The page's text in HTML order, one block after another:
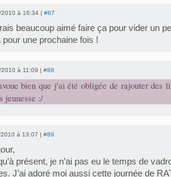
2010 à 16:34 | #87
beaucoup aimé faire ça pour vider un
pour une prochaine fois !
2010 à 11:09 | #88
bien que j'ai été obligée de rajouter des
jeunesse :/
2010 à 13:07 | #89
présent, je n’ai pas eu le temps de
J’ai adoré moi aussi cette journée de